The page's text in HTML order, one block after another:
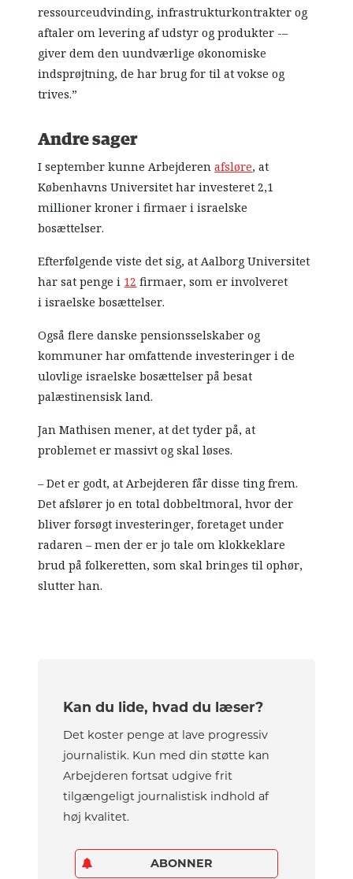
ressourceudvinding, infrastrukturkontrakter og
aftaler om levering af udstyr og produkter -–
giver dem den uundværlige økonomiske
indsprøjtning, de har brug for til at vokse og
trives.”
Andre sager
I september kunne Arbejderenafsløre, at
Københavns Universitet har investeret 2,1
millioner kroner i firmaer i israelske
bosættelser.
Efterfølgende viste det sig, at Aalborg Universitet
har sat penge i 12 firmaer, som er involveret
i israelske bosættelser.
Også flere danske pensionsselskaber og
kommuner har omfattende investeringer i de
ulovlige israelske bosættelser på besat
palæstinensisk land.
Jan Mathisen mener, at det tyder på, at
problemet er massivt og skal løses.
– Det er godt, at Arbejderen får disse ting frem.
Det afslører jo en total dobbeltmoral, hvor der
bliver forsøgt investeringer, foretaget under
radaren – men der er jo tale om klokkeklare
brud på folkeretten, som skal bringes til ophør,
slutter han.
Kan du lide, hvad du læser?
Det koster penge at lave progressiv
journalistik. Kun med din støtte kan
Arbejderen fortsat udgive frit
tilgængeligt journalistisk indhold af
høj kvalitet.
ABONNER